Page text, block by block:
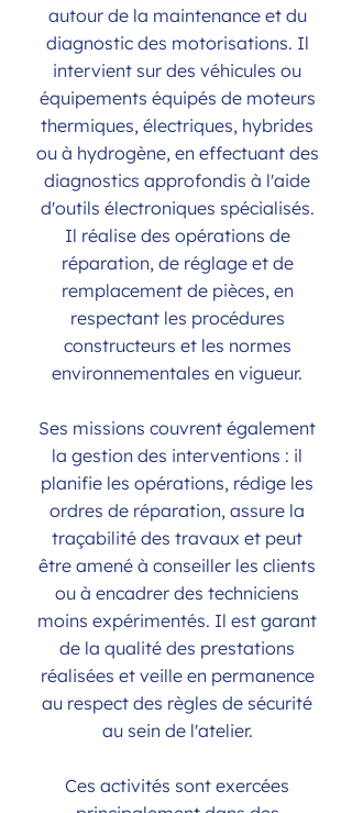
autour de la maintenance et du
diagnostic des motorisations. Il
intervient sur des véhicules ou
équipements équipés de moteurs
thermiques, électriques, hybrides
ou à hydrogène, en effectuant des
diagnostics approfondis à l'aide
d'outils électroniques spécialisés.
Il réalise des opérations de
réparation, de réglage et de
remplacement de pièces, en
respectant les procédures
constructeurs et les normes
environnementales en vigueur.
Ses missions couvrent également
la gestion des interventions : il
planifie les opérations, rédige les
ordres de réparation, assure la
traçabilité des travaux et peut
être amené à conseiller les clients
ou à encadrer des techniciens
moins expérimentés. Il est garant
de la qualité des prestations
réalisées et veille en permanence
au respect des règles de sécurité
au sein de l'atelier.
Ces activités sont exercées